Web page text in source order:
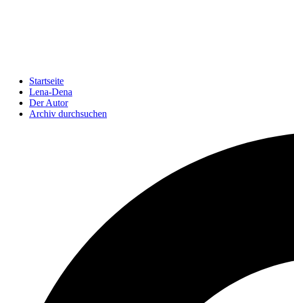
Startseite
Lena-Dena
Der Autor
Archiv durchsuchen